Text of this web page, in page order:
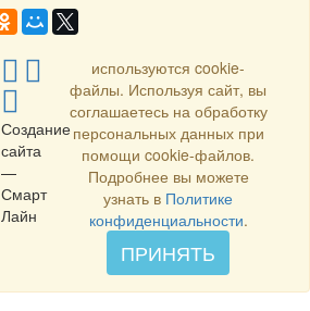
Создание
сайта
—
Смарт
Лайн
используются cookie-
файлы. Используя сайт, вы
соглашаетесь на обработку
персональных данных при
помощи cookie-файлов.
Подробнее вы можете
узнать в Политике
конфиденциальности.
ПРИНЯТЬ